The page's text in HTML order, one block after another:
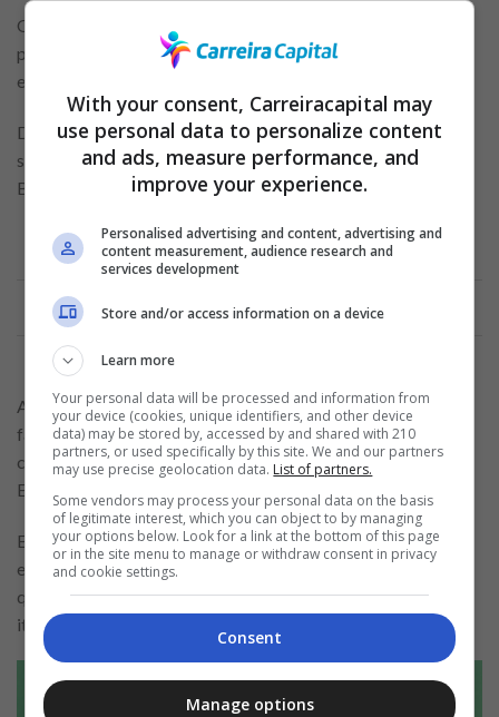
O cartão Brastemp Itaucard Gold foi pensado e criado para
pessoas que admiram a marca e desejam comprar
eletrodomésticos.
Devido a isso, o principal benefício disponibilizado por ele
são descontos exclusivos nas lojas online e físicas da
Brastemp!
Além de pagar menos, o cliente também encontra mais
facilidade na hora de realizar o parcelamento de suas
compras na Brastemp. Dá para dividir em até 21x, sem juros.
Excelente, não?
Ele é perfeito, por exemplo, para recém-casados, jovens que
estão indo morar sozinhos pela primeira vez, ou para aqueles
que desejam trocar todos os eletrodomésticos antigos por
itens mais novos.
With your consent, Carreiracapital may
use personal data to personalize content
and ads, measure performance, and
improve your experience.
Personalised advertising and content, advertising and
content measurement, audience research and
services development
Store and/or access information on a device
Learn more
Your personal data will be processed and information from
your device (cookies, unique identifiers, and other device
data) may be stored by, accessed by and shared with 210
partners, or used specifically by this site. We and our partners
may use precise geolocation data. List of partners.
Some vendors may process your personal data on the basis
of legitimate interest, which you can object to by managing
your options below. Look for a link at the bottom of this page
or in the site menu to manage or withdraw consent in privacy
and cookie settings.
Consent
Manage options